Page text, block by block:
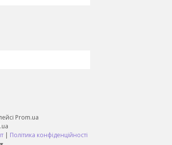
Prom.ua
| Політика конфіденційності